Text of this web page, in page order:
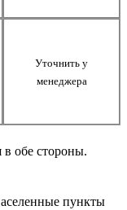
Уточнить у
менеджера
в обе стороны.
пункты